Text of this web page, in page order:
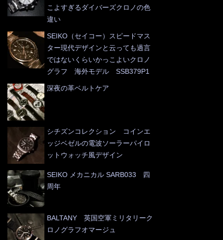
こよすぎるダイバーズクロノの色
違い
SEIKO（セイコー）スピードマス
ター現代デザインと云っても過言
ではないくらいかっこよいクロノ
グラフ 海外モデル SSB379P1
深夜の革ベルトケア
シチズンコレクション コインエ
ッジベゼルの電波ソーラーパイロ
ットウォッチ風デザイン
SEIKO メカニカル SARB033 四
周年
BALTANY 英国空軍ミリタリーク
ロノグラフオマージュ